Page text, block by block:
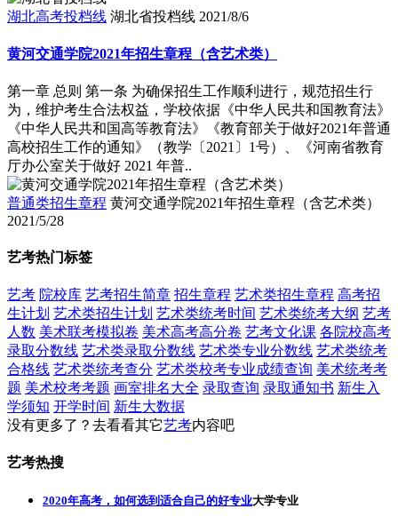
湖北高考投档线 湖北省投档线 2021/8/6
黄河交通学院2021年招生章程（含艺术类）
第一章 总则 第一条 为确保招生工作顺利进行，规范招生行
为，维护考生合法权益，学校依据《中华人民共和国教育法》
《中华人民共和国高等教育法》《教育部关于做好2021年普通
高校招生工作的通知》（教学〔2021〕1号）、《河南省教育
厅办公室关于做好 2021 年普..
普通类招生章程 黄河交通学院2021年招生章程（含艺术类）
2021/5/28
艺考热门标签
艺考 院校库 艺考招生简章 招生章程 艺术类招生章程 高考招
生计划 艺术类招生计划 艺术类统考时间 艺术类统考大纲 艺考
人数 美术联考模拟卷 美术高考高分卷 艺考文化课 各院校高考
录取分数线 艺术类录取分数线 艺术类专业分数线 艺术类统考
合格线 艺术类统考查分 艺术类校考专业成绩查询 美术统考考
题 美术校考考题 画室排名大全 录取查询 录取通知书 新生入
学须知 开学时间 新生大数据
没有更多了？去看看其它艺考内容吧
艺考热搜
2020年高考，如何选到适合自己的好专业大学专业